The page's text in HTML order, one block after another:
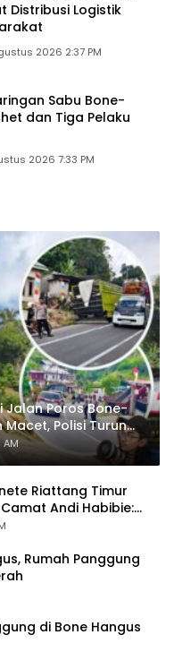
Distribusi Logistik
2026 2:37 PM
Sabu Bone-
dan Tiga Pelaku
2026 7:33 PM
Jalan Poros Bone-
Polisi Turun
AM
Riattang Timur
Andi Habibie:
Baik Saja
Rumah Panggung
di Bone Hangus